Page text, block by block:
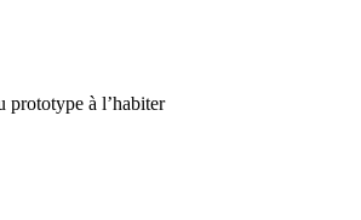
prototype à l’habiter